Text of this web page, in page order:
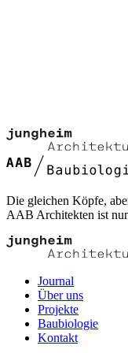
Die gleichen Köpfe,
AAB Architekten ist
Journal
Über uns
Projekte
Baubiologie
Kontakt